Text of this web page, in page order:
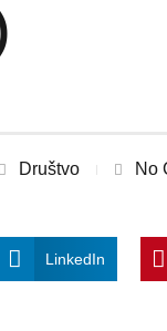
Društvo No
LinkedIn